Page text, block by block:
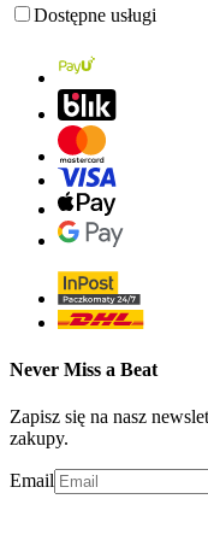
Dostępne usługi
Never Miss a Beat
Zapisz się na nasz
zakupy.
Email